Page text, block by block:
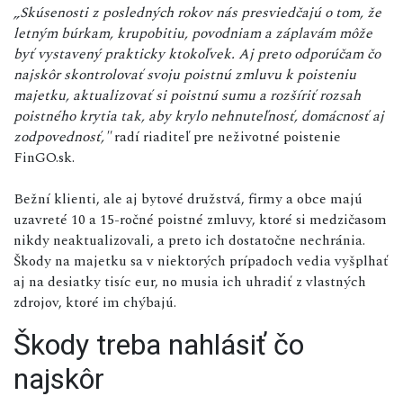
„Skúsenosti z posledných rokov nás presviedčajú o tom, že
letným búrkam, krupobitiu, povodniam a záplavám môže
byť vystavený prakticky ktokoľvek. Aj preto odporúčam čo
najskôr skontrolovať svoju poistnú zmluvu k poisteniu
majetku, aktualizovať si poistnú sumu a rozšíriť rozsah
poistného krytia tak, aby krylo nehnuteľnosť, domácnosť aj
zodpovednosť,"radí riaditeľ pre neživotné poistenie
FinGO.sk.
Bežní klienti, ale aj bytové družstvá, firmy a obce majú
uzavreté 10 a 15-ročné poistné zmluvy, ktoré si medzičasom
nikdy neaktualizovali, a preto ich dostatočne nechránia.
Škody na majetku sa v niektorých prípadoch vedia vyšplhať
aj na desiatky tisíc eur, no musia ich uhradiť z vlastných
zdrojov, ktoré im chýbajú.
Škody treba nahlásiť čo
najskôr